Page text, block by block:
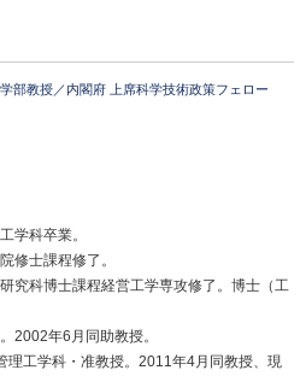
部教授／内閣府 上席科学技術政策フェロー
学科卒業。
修士課程修了。
究科博士課程経営工学専攻修了。博士（工
2002年6月同助教授。
理工学科・准教授。2011年4月同教授、現